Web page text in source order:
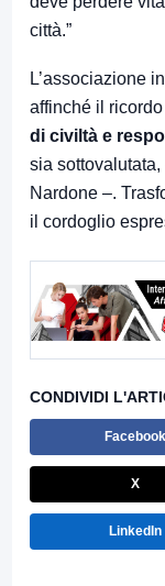
città.”
L’associazione
affinché il
di civiltà e
sia
Nardone –.
il cordoglio
CONDIVIDI
Facebook
X
LinkedIn